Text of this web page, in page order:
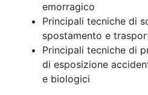
emorragico
Principali tecniche di
spostamento e
Principali tecniche di
di esposizione
e biologici